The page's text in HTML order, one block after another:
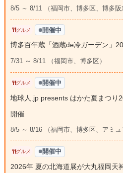
8/5 ～ 8/11 （福岡市、博多区、博多阪
グルメ 開催中
博多百年蔵「酒蔵de冷ガーデン」
7/31 ～ 8/11 （福岡市、博多区）
グルメ 開催中
地球人.jp presents はかた夏まつり
開催
8/5 ～ 8/16 （福岡市、博多区、アミュ
グルメ 開催中
2026年 夏の北海道展が大丸福岡天